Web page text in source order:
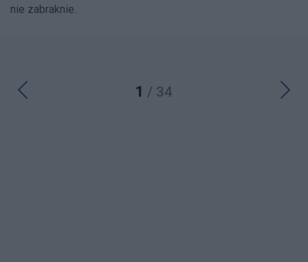
nie zabraknie.
1 / 34